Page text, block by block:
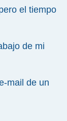
el tiempo
de mi
mail de un